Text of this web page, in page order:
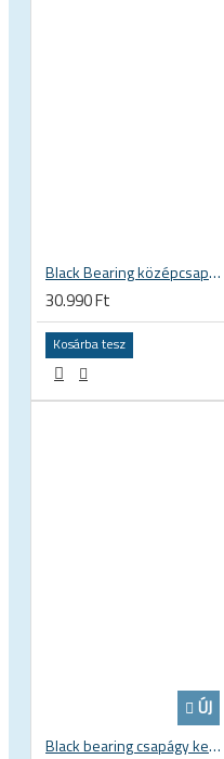
Black Bearing középcsapágy kerámia csapágyas PressFit BB 41 86 - 92 mm Shimano 24 mm / SRAM GXP tengelyhez ceramic BB-41-86/92-24-C
30.990 Ft
Kosárba tesz
ÚJ
Black bearing csapágy kerámia ceramic 22.2 x 37 x 8 / 11.5 mm B5 222377 2RS EB-22237-C